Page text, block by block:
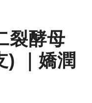
裂酵母
) ｜嬌潤